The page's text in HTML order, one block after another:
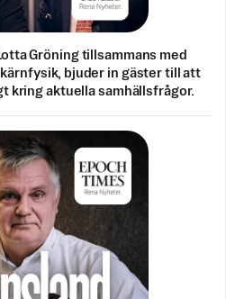
Gröning tillsammans med
bjuder in gäster till att
kring aktuella samhällsfrågor.